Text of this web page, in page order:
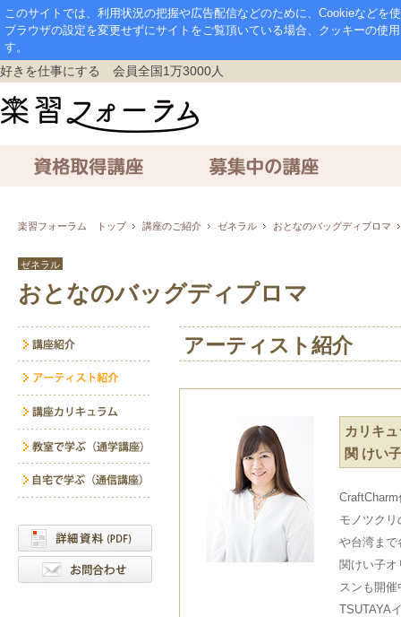
このサイトでは、利用状況の把握や広告配信などのために、Cookieなどを
ブラウザの設定を変更せずにサイトをご覧頂いている場合、クッキーの使
す。
好きを仕事にする 会員全国1万3000人
楽習フォーラム トップ 講座のご紹介 ゼネラル おとなのバッグディプロマ
ゼネラル
おとなのバッグディプロマ
アーティスト紹介
カリキ
関 けい子
CraftCharm
モノツク
や台湾まで
関けい子
スンも開催
TSUTAYA